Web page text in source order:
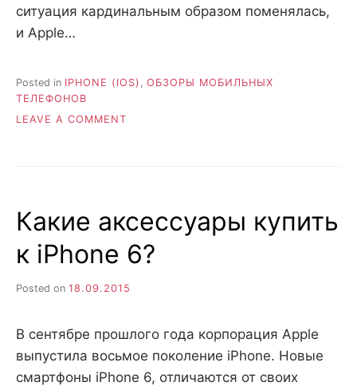
ситуация кардинальным образом поменялась,
и Apple…
Posted in IPHONE (IOS)
ОБЗОРЫ МОБИЛЬНЫХ
ТЕЛЕФОНОВ
LEAVE A COMMENT
Какие аксессуары купить
к iPhone 6?
Posted on 18.09.2015
В сентябре прошлого года корпорация Apple
выпустила восьмое поколение iPhone. Новые
смартфоны iPhone 6, отличаются от своих